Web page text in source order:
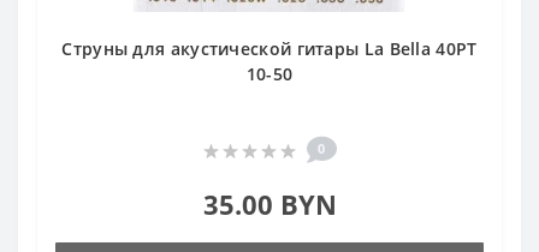
Струны для акустической гитары La Bella 40PT
10-50
0
35.00 BYN